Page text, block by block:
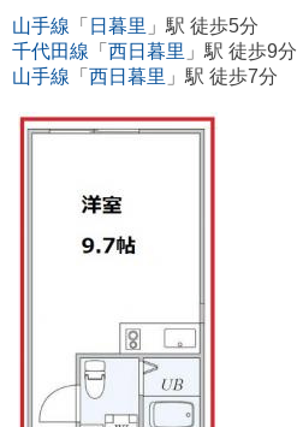
山手線 「 日暮里 」駅 徒歩5分
千代田線 「 西日暮里 」駅 徒歩9分
山手線 「 西日暮里 」駅 徒歩7分